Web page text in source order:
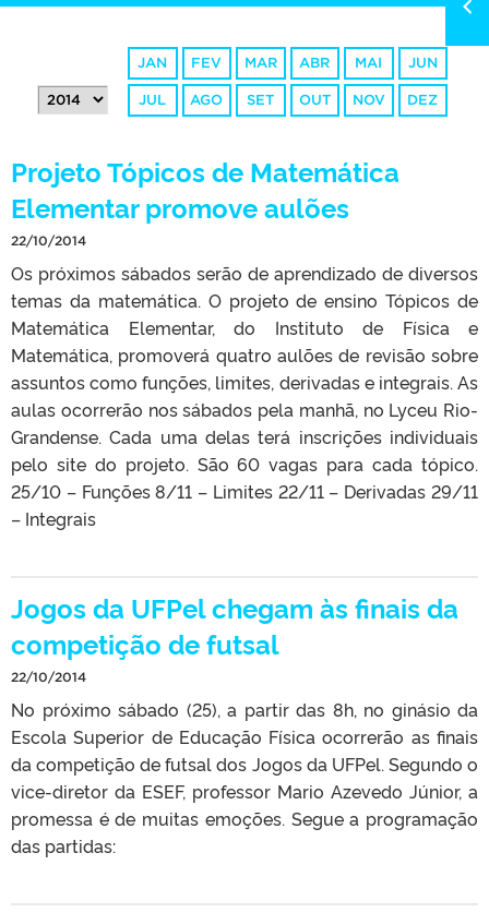
TELEFONES
JAN FEV MAR ABR MAI JUN
JUL AGO SET OUT NOV DEZ
Projeto Tópicos de Matemática
Elementar promove aulões
22/10/2014
Os próximos sábados serão de aprendizado de diversos
temas da matemática. O projeto de ensino Tópicos de
Matemática Elementar, do Instituto de Física e
Matemática, promoverá quatro aulões de revisão sobre
assuntos como funções, limites, derivadas e integrais. As
aulas ocorrerão nos sábados pela manhã, no Lyceu Rio-
Grandense. Cada uma delas terá inscrições individuais
pelo site do projeto. São 60 vagas para cada tópico.
25/10 – Funções 8/11 – Limites 22/11 – Derivadas 29/11
– Integrais
Jogos da UFPel chegam às finais da
competição de futsal
22/10/2014
No próximo sábado (25), a partir das 8h, no ginásio da
Escola Superior de Educação Física ocorrerão as finais
da competição de futsal dos Jogos da UFPel. Segundo o
vice-diretor da ESEF, professor Mario Azevedo Júnior, a
promessa é de muitas emoções. Segue a programação
das partidas: